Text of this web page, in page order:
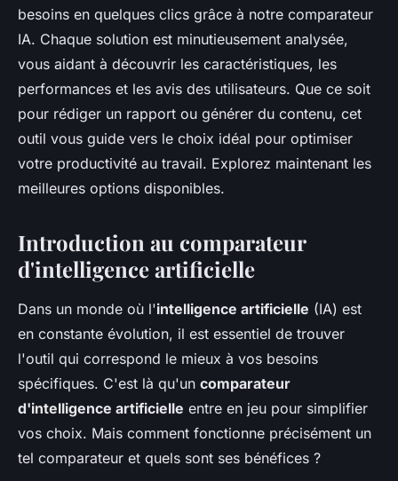
besoins en quelques clics grâce à notre comparateur
IA. Chaque solution est minutieusement analysée,
vous aidant à découvrir les caractéristiques, les
performances et les avis des utilisateurs. Que ce soit
pour rédiger un rapport ou générer du contenu, cet
outil vous guide vers le choix idéal pour optimiser
votre productivité au travail. Explorez maintenant les
meilleures options disponibles.
Introduction au comparateur
d'intelligence artificielle
Dans un monde où l'intelligence artificielle (IA) est
en constante évolution, il est essentiel de trouver
l'outil qui correspond le mieux à vos besoins
spécifiques. C'est là qu'un comparateur
d'intelligence artificielle entre en jeu pour simplifier
vos choix. Mais comment fonctionne précisément un
tel comparateur et quels sont ses bénéfices ?